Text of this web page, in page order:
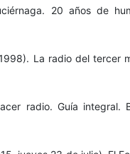
20 años de
La radio del tercer
radio. Guía integral.